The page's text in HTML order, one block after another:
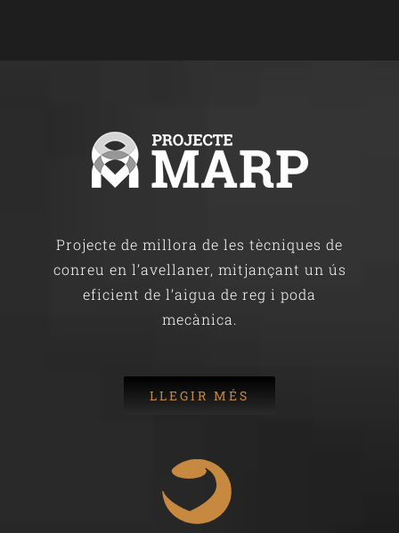
Projecte de millora de les tècniques de
conreu en l’avellaner, mitjançant un ús
eficient de l’aigua de reg i poda
mecànica.
LLEGIR MÉS